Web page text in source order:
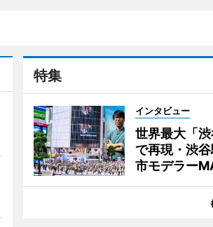
特集
インタビュー
世界最大「
で再現・渋
市モデラー